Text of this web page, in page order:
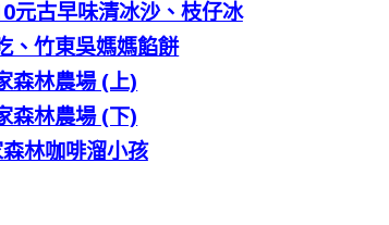
元古早味清冰沙、枝仔冰
、竹東吳媽媽餡餅
森林農場 (上)
森林農場 (下)
林咖啡溜小孩